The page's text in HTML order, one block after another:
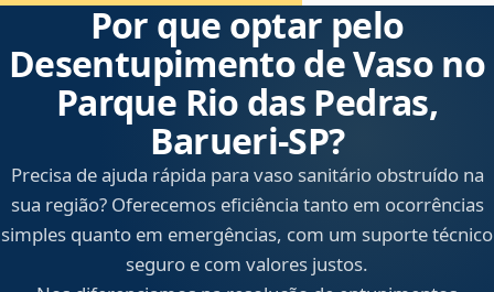
Por que optar pelo
Desentupimento de Vaso no
Parque Rio das Pedras,
Barueri‑SP?
Precisa de ajuda rápida para vaso sanitário obstruído na
sua região? Oferecemos eficiência tanto em ocorrências
simples quanto em emergências, com um suporte técnico
seguro e com valores justos.